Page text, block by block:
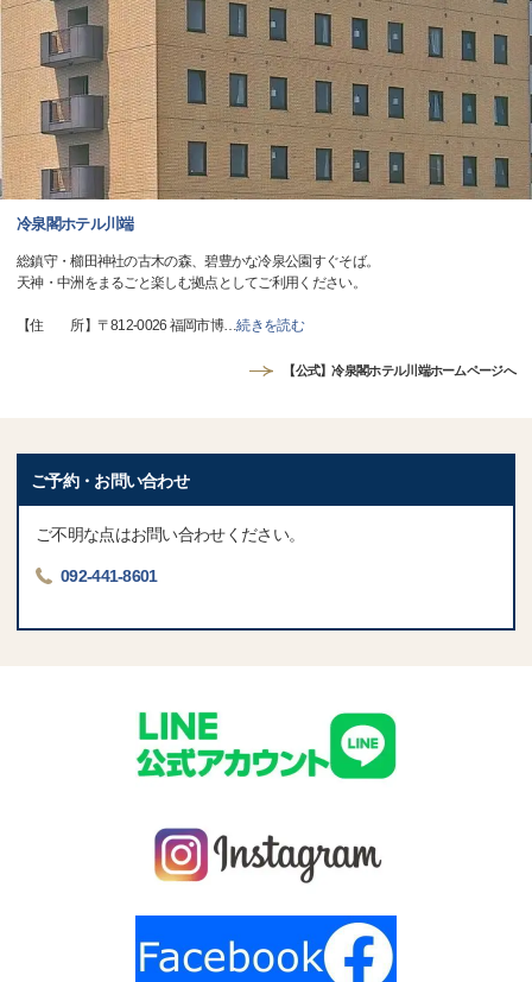
冷泉閣ホテル川端
総鎮守・櫛田神社の古木の森、碧豊かな冷泉公園すぐそば。
天神・中洲をまるごと楽しむ拠点としてご利用ください。
【住 所】〒812-0026 福岡市博…続きを読む
【公式】冷泉閣ホテル川端ホームページへ
ご予約・お問い合わせ
ご不明な点はお問い合わせください。
092-441-8601